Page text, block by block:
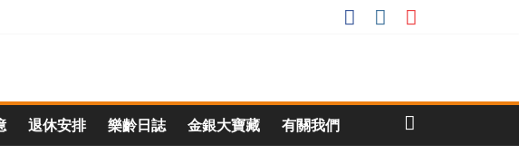
退休安排 樂齡日誌 金銀大寶藏 有關我們